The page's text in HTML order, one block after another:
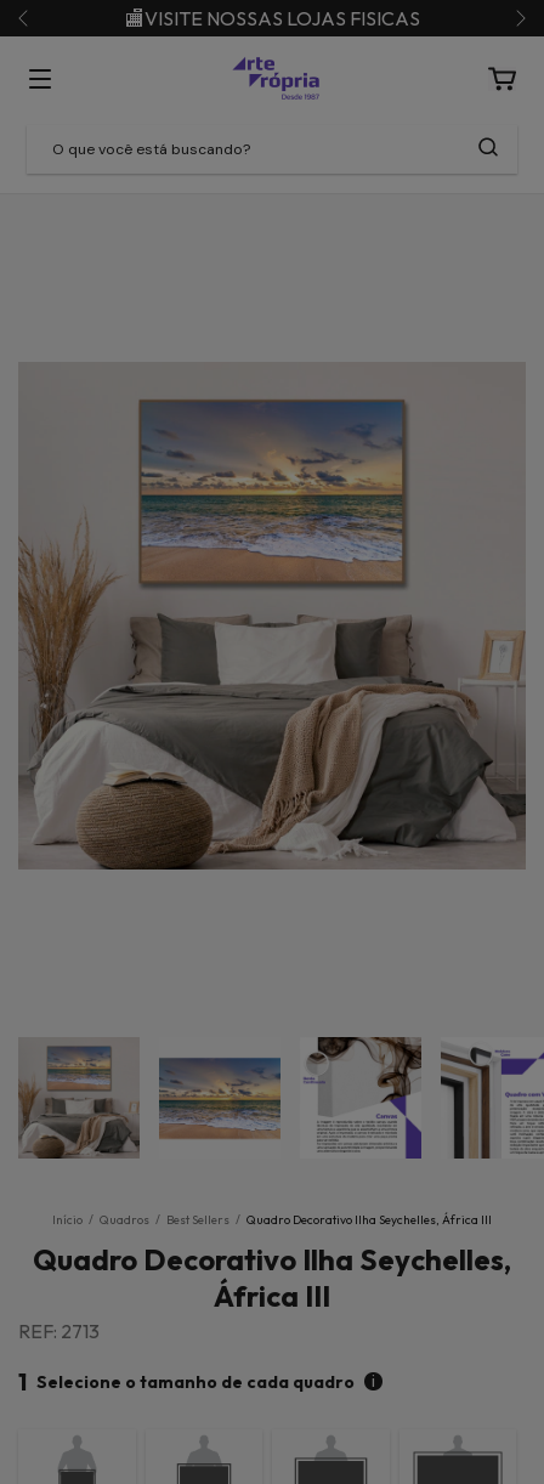
🏬VISITE NOSSAS LOJAS FISICAS
Início / Quadros / Best Sellers / Quadro Decorativo Ilha Seychelles, África III
Quadro Decorativo Ilha Seychelles,
África III
REF: 2713
1 Selecione o tamanho de cada quadro i